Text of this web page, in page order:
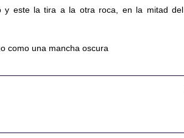
y este la tira a la otra roca, en la mitad del
como una mancha oscura